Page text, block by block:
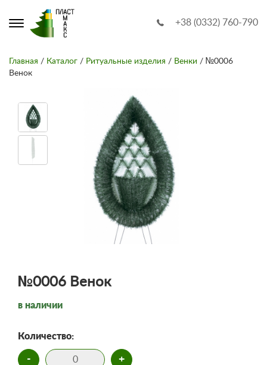
+38 (0332) 760-790
Главная / Каталог / Ритуальные изделия / Венки / №0006
Венок
№0006 Венок
в наличии
Количество:
- +